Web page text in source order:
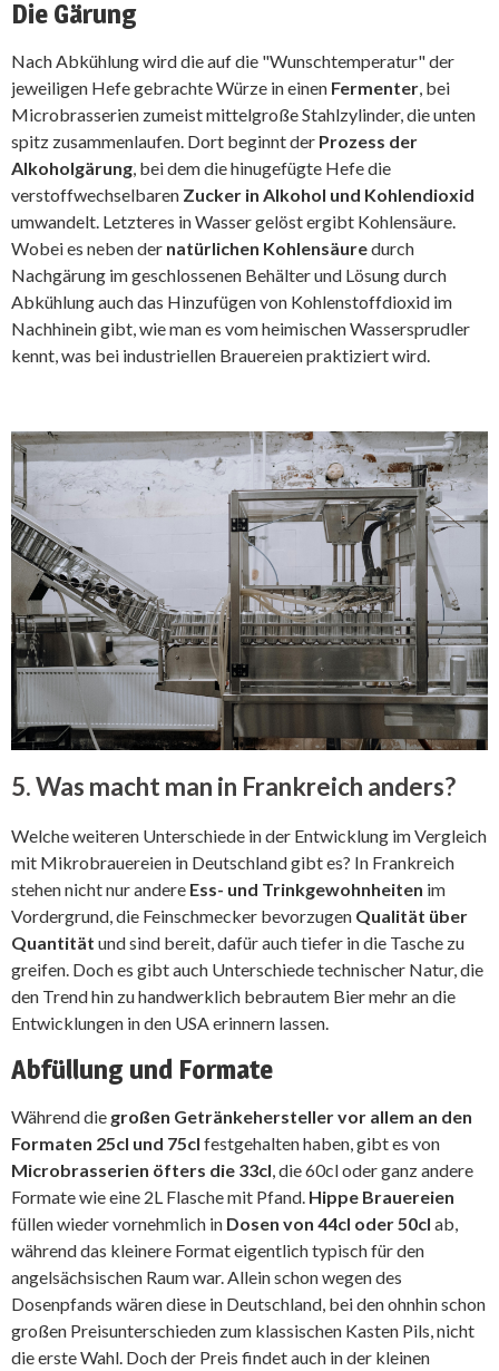
Die Gärung
Nach Abkühlung wird die auf die "Wunschtemperatur" der
jeweiligen Hefe gebrachte Würze in einen Fermenter, bei
Microbrasserien zumeist mittelgroße Stahlzylinder, die unten
spitz zusammenlaufen. Dort beginnt der Prozess der
Alkoholgärung, bei dem die hinugefügte Hefe die
verstoffwechselbaren Zucker in Alkohol und Kohlendioxid
umwandelt. Letzteres in Wasser gelöst ergibt Kohlensäure.
Wobei es neben der natürlichen Kohlensäuredurch
Nachgärung im geschlossenen Behälter und Lösung durch
Abkühlung auch das Hinzufügen von Kohlenstoffdioxid im
Nachhinein gibt, wie man es vom heimischen Wassersprudler
kennt, was bei industriellen Brauereien praktiziert wird.
5. Was macht man in Frankreich anders?
Welche weiteren Unterschiede in der Entwicklung im Vergleich
mit Mikrobrauereien in Deutschland gibt es? In Frankreich
stehen nicht nur andere Ess- und Trinkgewohnheiten im
Vordergrund, die Feinschmecker bevorzugen Qualität über
Quantität und sind bereit, dafür auch tiefer in die Tasche zu
greifen. Doch es gibt auch Unterschiede technischer Natur, die
den Trend hin zu handwerklich bebrautem Bier mehr an die
Entwicklungen in den USA erinnern lassen.
Abfüllung und Formate
Während die großen Getränkehersteller vor allem an den
Formaten 25cl und 75cl festgehalten haben, gibt es von
Microbrasserien öfters die 33cl , die 60cl oder ganz andere
Formate wie eine 2L Flasche mit Pfand. Hippe Brauereien
füllen wieder vornehmlich in Dosen von 44cl oder 50cl ab,
während das kleinere Format eigentlich typisch für den
angelsächsischen Raum war. Allein schon wegen des
Dosenpfands wären diese in Deutschland, bei den ohnhin schon
großen Preisunterschieden zum klassischen Kasten Pils, nicht
die erste Wahl. Doch der Preis findet auch in der kleinen